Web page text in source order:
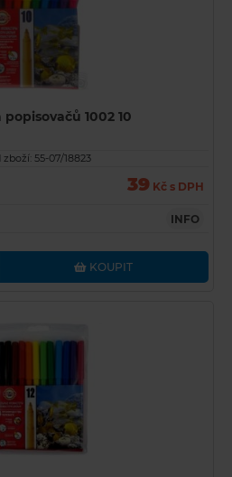
1002 10
zboží: 55-07/18823
39 Kč s DPH
INFO
KOUPIT